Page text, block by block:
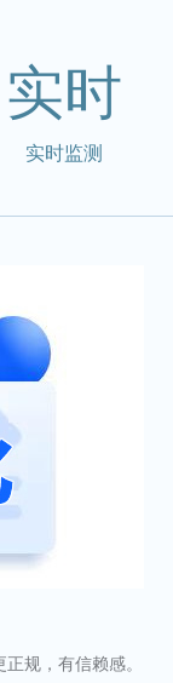
实时
实时监测
规，有信赖感。